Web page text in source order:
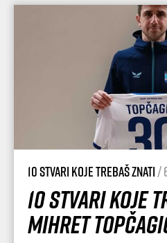
10 stvari koje trebaš znati/
10 stvari koje
Mihret